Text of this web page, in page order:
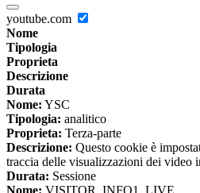
youtube.com
Nome
Tipologia
Proprieta
Descrizione
Durata
Nome: YSC
Tipologia: analitico
Proprieta: Terza-parte
Descrizione: Questo cookie è
traccia delle visualizzazioni dei video
Durata: Sessione
Nome: VISITOR_INFO1_LIVE